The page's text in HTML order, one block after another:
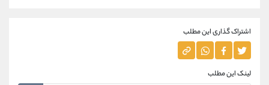
اشتراک گذاری این مطلب
لینک این مطلب